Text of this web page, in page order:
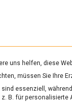
uns helfen, diese
müssen Sie Ihre
essenziell,
B. für